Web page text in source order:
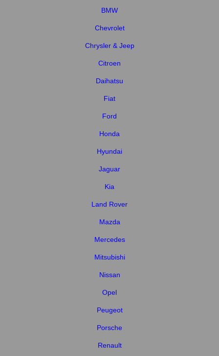
BMW
Chevrolet
Chrysler & Jeep
Citroen
Daihatsu
Fiat
Ford
Honda
Hyundai
Jaguar
Kia
Land Rover
Mazda
Mercedes
Mitsubishi
Nissan
Opel
Peugeot
Porsche
Renault